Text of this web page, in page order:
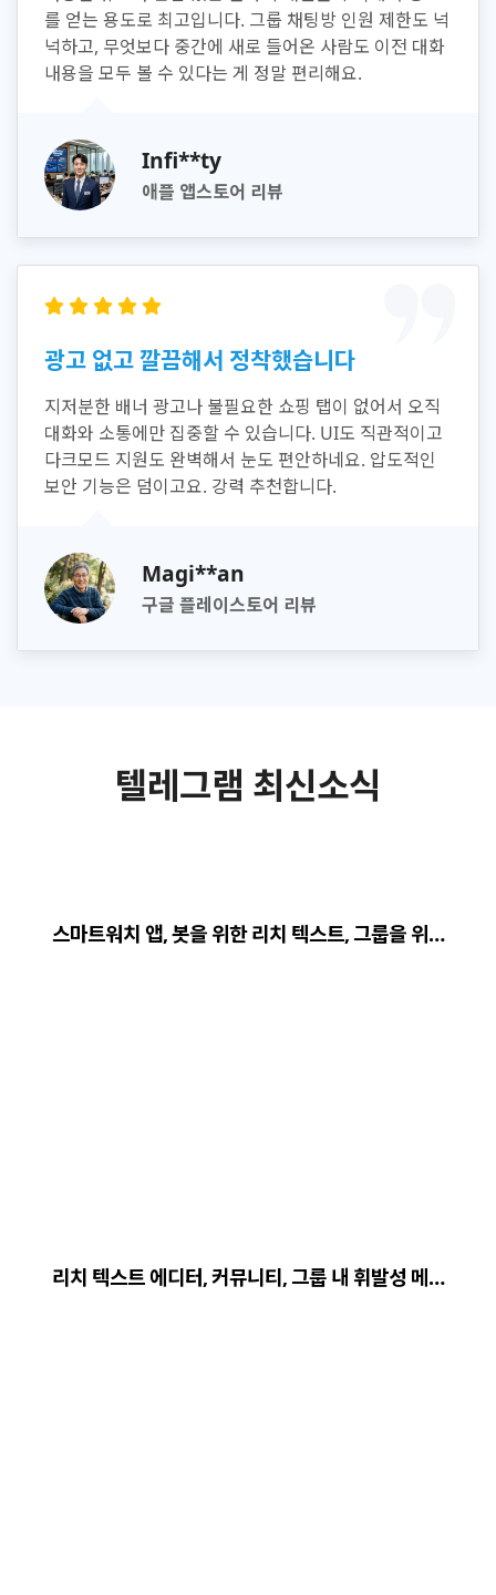
를 얻는 용도로 최고입니다. 그룹 채팅방 인원 제한도 넉
넉하고, 무엇보다 중간에 새로 들어온 사람도 이전 대화
내용을 모두 볼 수 있다는 게 정말 편리해요.
Infi**ty
애플 앱스토어 리뷰
광고 없고 깔끔해서 정착했습니다
지저분한 배너 광고나 불필요한 쇼핑 탭이 없어서 오직
대화와 소통에만 집중할 수 있습니다. UI도 직관적이고
다크모드 지원도 완벽해서 눈도 편안하네요. 압도적인
보안 기능은 덤이고요. 강력 추천합니다.
Magi**an
구글 플레이스토어 리뷰
텔레그램 최신소식
스마트워치 앱, 봇을 위한 리치 텍스트, 그룹을 위…
리치 텍스트 에디터, 커뮤니티, 그룹 내 휘발성 메…